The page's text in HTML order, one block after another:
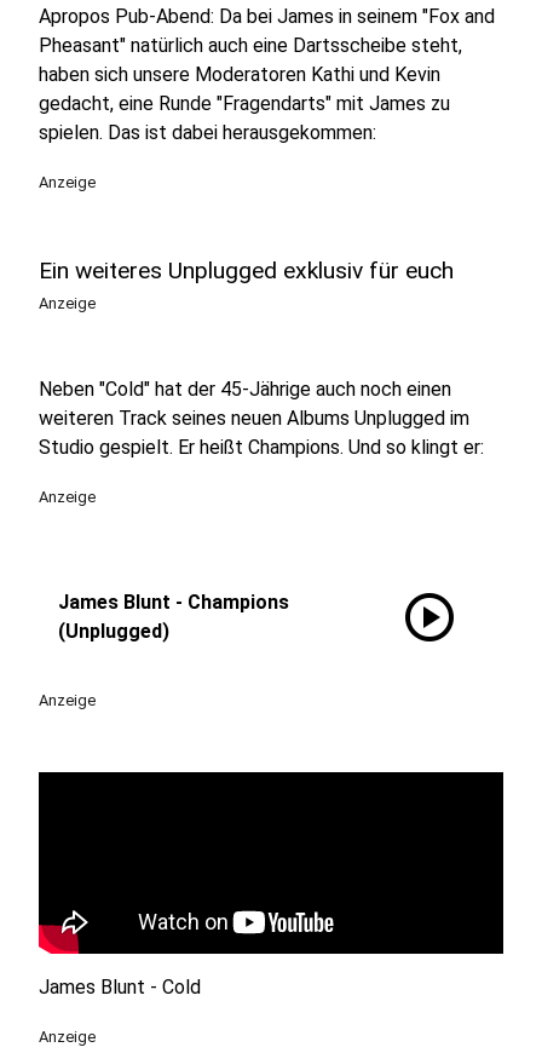
Apropos Pub-Abend: Da bei James in seinem "Fox and
Pheasant" natürlich auch eine Dartsscheibe steht,
haben sich unsere Moderatoren Kathi und Kevin
gedacht, eine Runde "Fragendarts" mit James zu
spielen. Das ist dabei herausgekommen:
Anzeige
Ein weiteres Unplugged exklusiv für euch
Anzeige
Neben "Cold" hat der 45-Jährige auch noch einen
weiteren Track seines neuen Albums Unplugged im
Studio gespielt. Er heißt Champions. Und so klingt er:
Anzeige
James Blunt - Champions
(Unplugged)
play_circle
Anzeige
James Blunt - Cold
Anzeige